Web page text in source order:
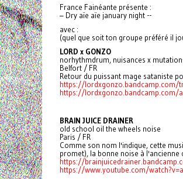
France Fainéante présente :
– Dry aïe aïe january night --
avec :
(quel que soit ton groupe préféré il
LORD x GONZO
norhythmdrum, nuisances x
Belfort / FR
Retour du puissant mage sataniste
https://lordxgonzo.bandcamp.com/
https://lordxgonzo.bandcamp.com/
BRAIN JUICE DRAINER
old school oil the wheels noise
Paris / FR
Comme son nom l'indique, cette
promet), la bonne noise à l'ancienne
https://
https://www.youtube.com/